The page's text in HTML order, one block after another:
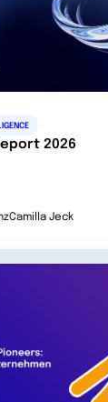
2026
Camilla Jeck